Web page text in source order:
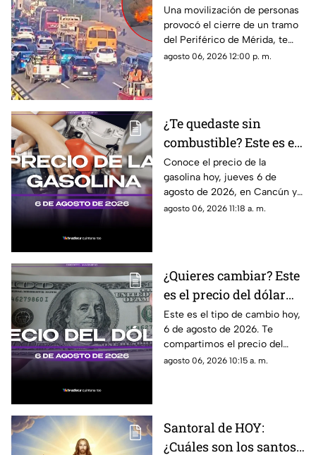
Mérida; esta la razón y
las vías alternas
Una movilización de personas
provocó el cierre de un tramo
del Periférico de Mérida, te
contamos la razón y cuáles son
agosto 06, 2026 12:00 p. m.
¿Te quedaste sin
combustible? Este es el
precio de la gasolina en
Quintana Roo HOY,
jueves 6 de agosto de
2026
Conoce el precio de la
gasolina hoy, jueves 6 de
agosto de 2026, en Cancún y
el resto de Quintana Roo. Este
agosto 06, 2026 11:18 a. m.
¿Quieres cambiar? Este
es el precio del dólar
estadounidense HOY, 6
de agosto de 2026 en
Cancún
Este es el tipo de cambio hoy,
6 de agosto de 2026. Te
compartimos el precio del
dólar hoy en Cancún, así como
agosto 06, 2026 10:15 a. m.
Santoral de HOY:
¿Cuáles son los santos